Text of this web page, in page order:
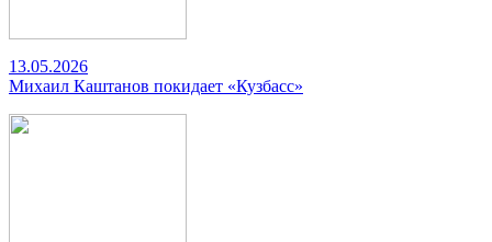
13.05.2026
Михаил Каштанов покидает «Кузбасс»